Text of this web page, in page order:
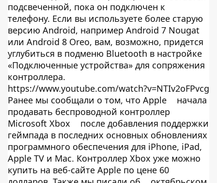
подсвеченной, пока он подключен к
телефону. Если вы используете более старую
версию Android, например Android 7 Nougat
или Android 8 Oreo, вам, возможно, придется
углубиться в подменю Bluetooth в настройке
«Подключенные устройства» для сопряжения
контроллера.
https://www.youtube.com/watch?v=NTIv2oFPvcg
Ранее мы сообщали о том, что Apple
начала
продавать беспроводной контроллер
Microsoft Xbox
после добавления поддержки
геймпада в последних основных обновлениях
программного обеспечения для iPhone, iPad,
Apple TV и Mac. Контроллер Xbox уже можно
купить на веб-сайте Apple по цене 60